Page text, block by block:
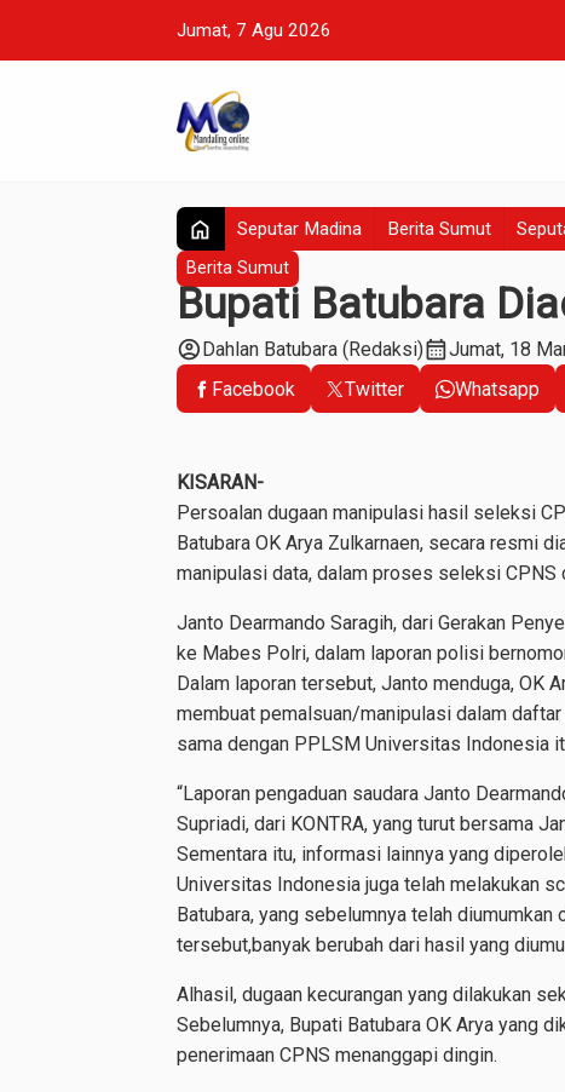
Jumat, 7 Agu 2026
home Seputar Madina Berita Sumut
Berita Sumut
Bupati Batubara
account_circleDahlan Batubara (Redaksi)calendar_monthJumat, 18
Facebook
Twitter Whatsapp
KISARAN-
Persoalan dugaan manipulasi hasil seleksi
Batubara OK Arya Zulkarnaen, secara resmi
manipulasi data, dalam proses seleksi CPNS
Janto Dearmando Saragih, dari Gerakan
ke Mabes Polri, dalam laporan polisi
Dalam laporan tersebut, Janto menduga, OK
membuat pemalsuan/manipulasi dalam
sama dengan PPLSM Universitas Indonesia
“Laporan pengaduan saudara Janto
Supriadi, dari KONTRA, yang turut bersama
Sementara itu, informasi lainnya yang
Universitas Indonesia juga telah melakukan
Batubara, yang sebelumnya telah
tersebut,banyak berubah dari hasil yang
Alhasil, dugaan kecurangan yang dilakukan
Sebelumnya, Bupati Batubara OK Arya yang
penerimaan CPNS menanggapi dingin.